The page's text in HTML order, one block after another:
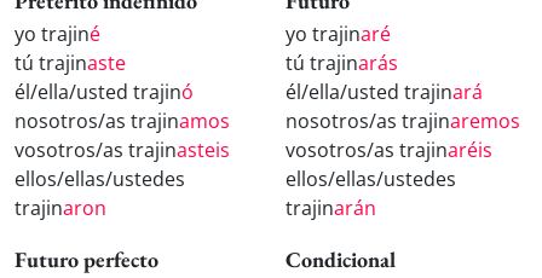
yo trajiné
tú trajinaste
él/ella/usted trajinó
nosotros/as trajinamos
vosotros/as trajinasteis
ellos/ellas/ustedes
trajinaron
yo trajinaré
tú trajinarás
él/ella/usted trajinará
nosotros/as trajinaremos
vosotros/as trajinaréis
ellos/ellas/ustedes
trajinarán
Futuro perfecto Condicional